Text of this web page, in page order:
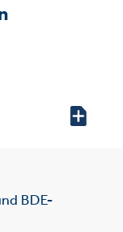
BDE-